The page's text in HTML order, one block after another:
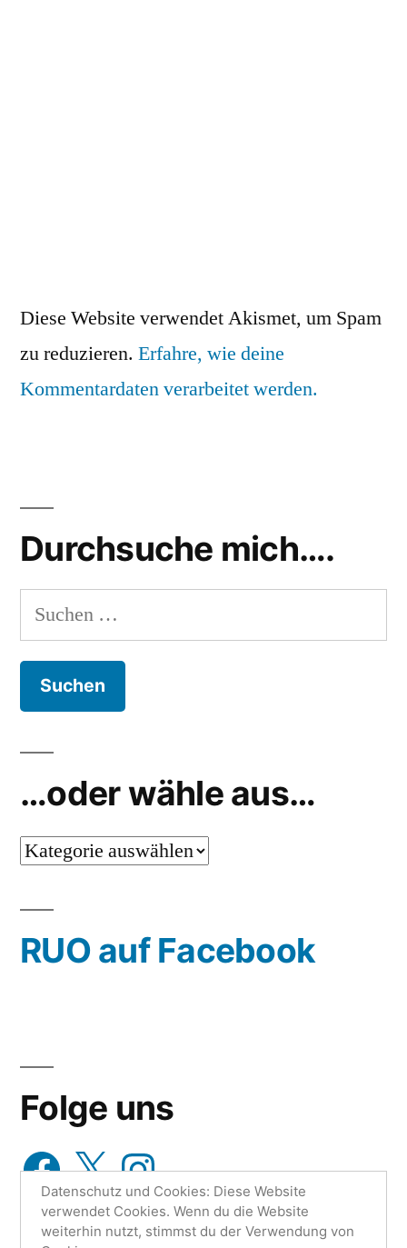
Diese Website verwendet Akismet, um Spam
zu reduzieren. Erfahre, wie deine
Kommentardaten verarbeitet werden.
Durchsuche mich….
Suchen
nach:
…oder wähle aus…
…
aus…
RUO auf Facebook
Folge uns
Facebook
X Instagram
Datenschutz und Cookies: Diese Website
verwendet Cookies. Wenn du die Website
weiterhin nutzt, stimmst du der Verwendung von